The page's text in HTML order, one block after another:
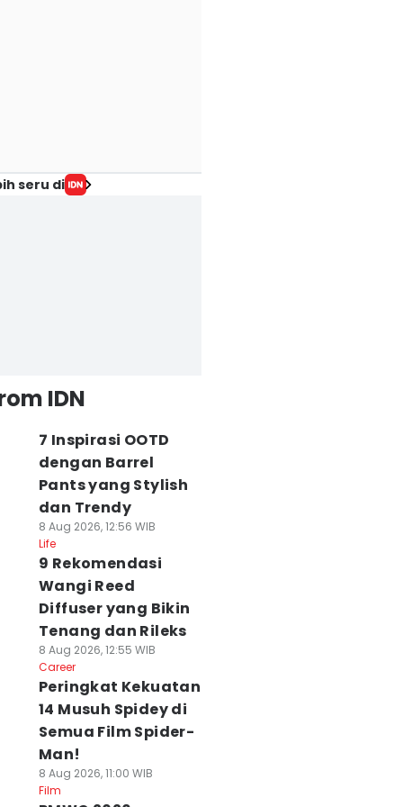
seru di
IDN
7 Inspirasi OOTD
dengan Barrel
Pants yang Stylish
dan Trendy
8 Aug 2026, 12:56 WIB
Life
9 Rekomendasi
Wangi Reed
Diffuser yang Bikin
Tenang dan Rileks
8 Aug 2026, 12:55 WIB
Career
Peringkat Kekuatan
14 Musuh Spidey di
Semua Film Spider-
Man!
8 Aug 2026, 11:00 WIB
Film